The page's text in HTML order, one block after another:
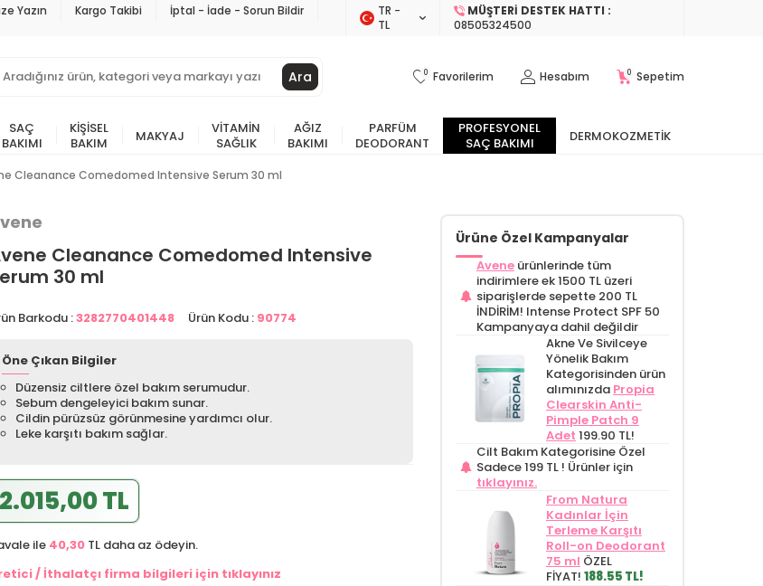
Yazın Kargo Takibi İptal - İade - Sorun Bildir
TR −
TL
MÜŞTERI DESTEK HATTI :
08505324500
Ara 0 Favorilerim Hesabım 0 Sepetim
SAÇ
BAKIMI
KIŞISEL
BAKIM
MAKYAJ
VITAMIN
SAĞLIK
AĞIZ
BAKIMI
PARFÜM
DEODORANT
PROFESYONEL
SAÇ BAKIMI
DERMOKOZMETIK
Cleanance Comedomed Intensive Serum 30 ml
Cleanance Comedomed Intensive
30 ml
Barkodu :3282770401448 Ürün Kodu : 90774
Öne Çıkan Bilgiler
Düzensiz ciltlere özel bakım serumudur.
Sebum dengeleyici bakım sunar.
Cildin pürüzsüz görünmesine yardımcı olur.
Leke karşıtı bakım sağlar.
2.015,00 TL
ile 40,30 TL daha az ödeyin.
/ İthalatçı firma bilgileri için tıklayınız
Ürüne Özel Kampanyalar
Avene ürünlerinde tüm
indirimlere ek 1500 TL üzeri
siparişlerde sepette 200 TL
İNDİRİM! Intense Protect SPF 50
Kampanyaya dahil değildir
Akne Ve Sivilceye
Yönelik Bakım
Kategorisinden ürün
alımınızda Propia
Clearskin Anti-
Pimple Patch 9
Adet 199.90 TL!
Cilt Bakım Kategorisine Özel
Sadece 199 TL ! Ürünler için
tıklayınız.
From Natura
Kadınlar İçin
Terleme Karşıtı
Roll-on Deodorant
75 ml ÖZEL
FİYAT! 188.55 TL!